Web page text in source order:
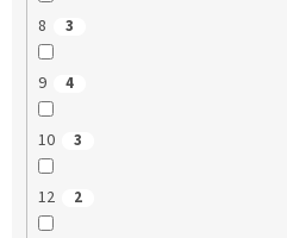
8 3
9 4
10 3
12 2